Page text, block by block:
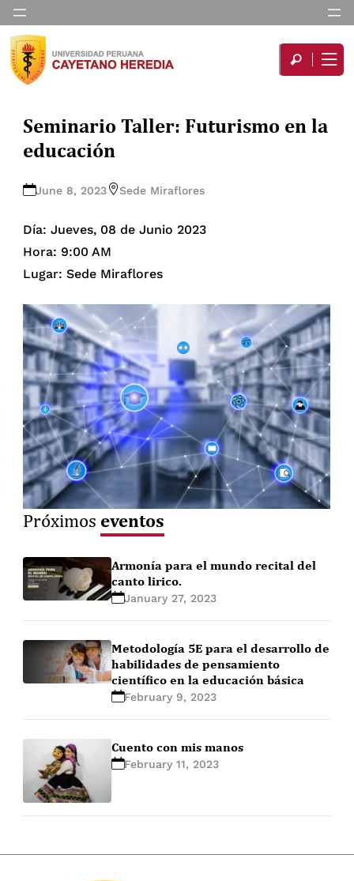
Seminario Taller: Futurismo en la
educación
June 8, 2023 Sede Miraflores
Día: Jueves, 08 de Junio 2023
Hora: 9:00 AM
Lugar: Sede Miraflores
Próximos eventos
Armonía para el mundo recital del
canto lirico.
January 27, 2023
Metodología 5E para el desarrollo de
habilidades de pensamiento
científico en la educación básica
February 9, 2023
Cuento con mis manos
February 11, 2023